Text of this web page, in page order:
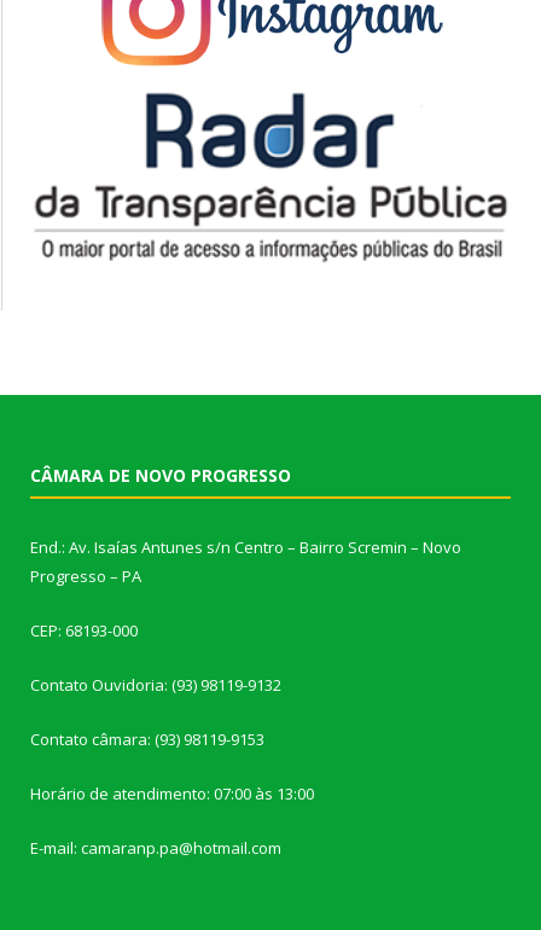
CÂMARA DE NOVO PROGRESSO
End.: Av. Isaías Antunes s/n Centro – Bairro Scremin – Novo
Progresso – PA
CEP: 68193-000
Contato Ouvidoria: (93) 98119-9132
Contato câmara: (93) 98119-9153
Horário de atendimento: 07:00 às 13:00
E-mail: camaranp.pa@hotmail.com